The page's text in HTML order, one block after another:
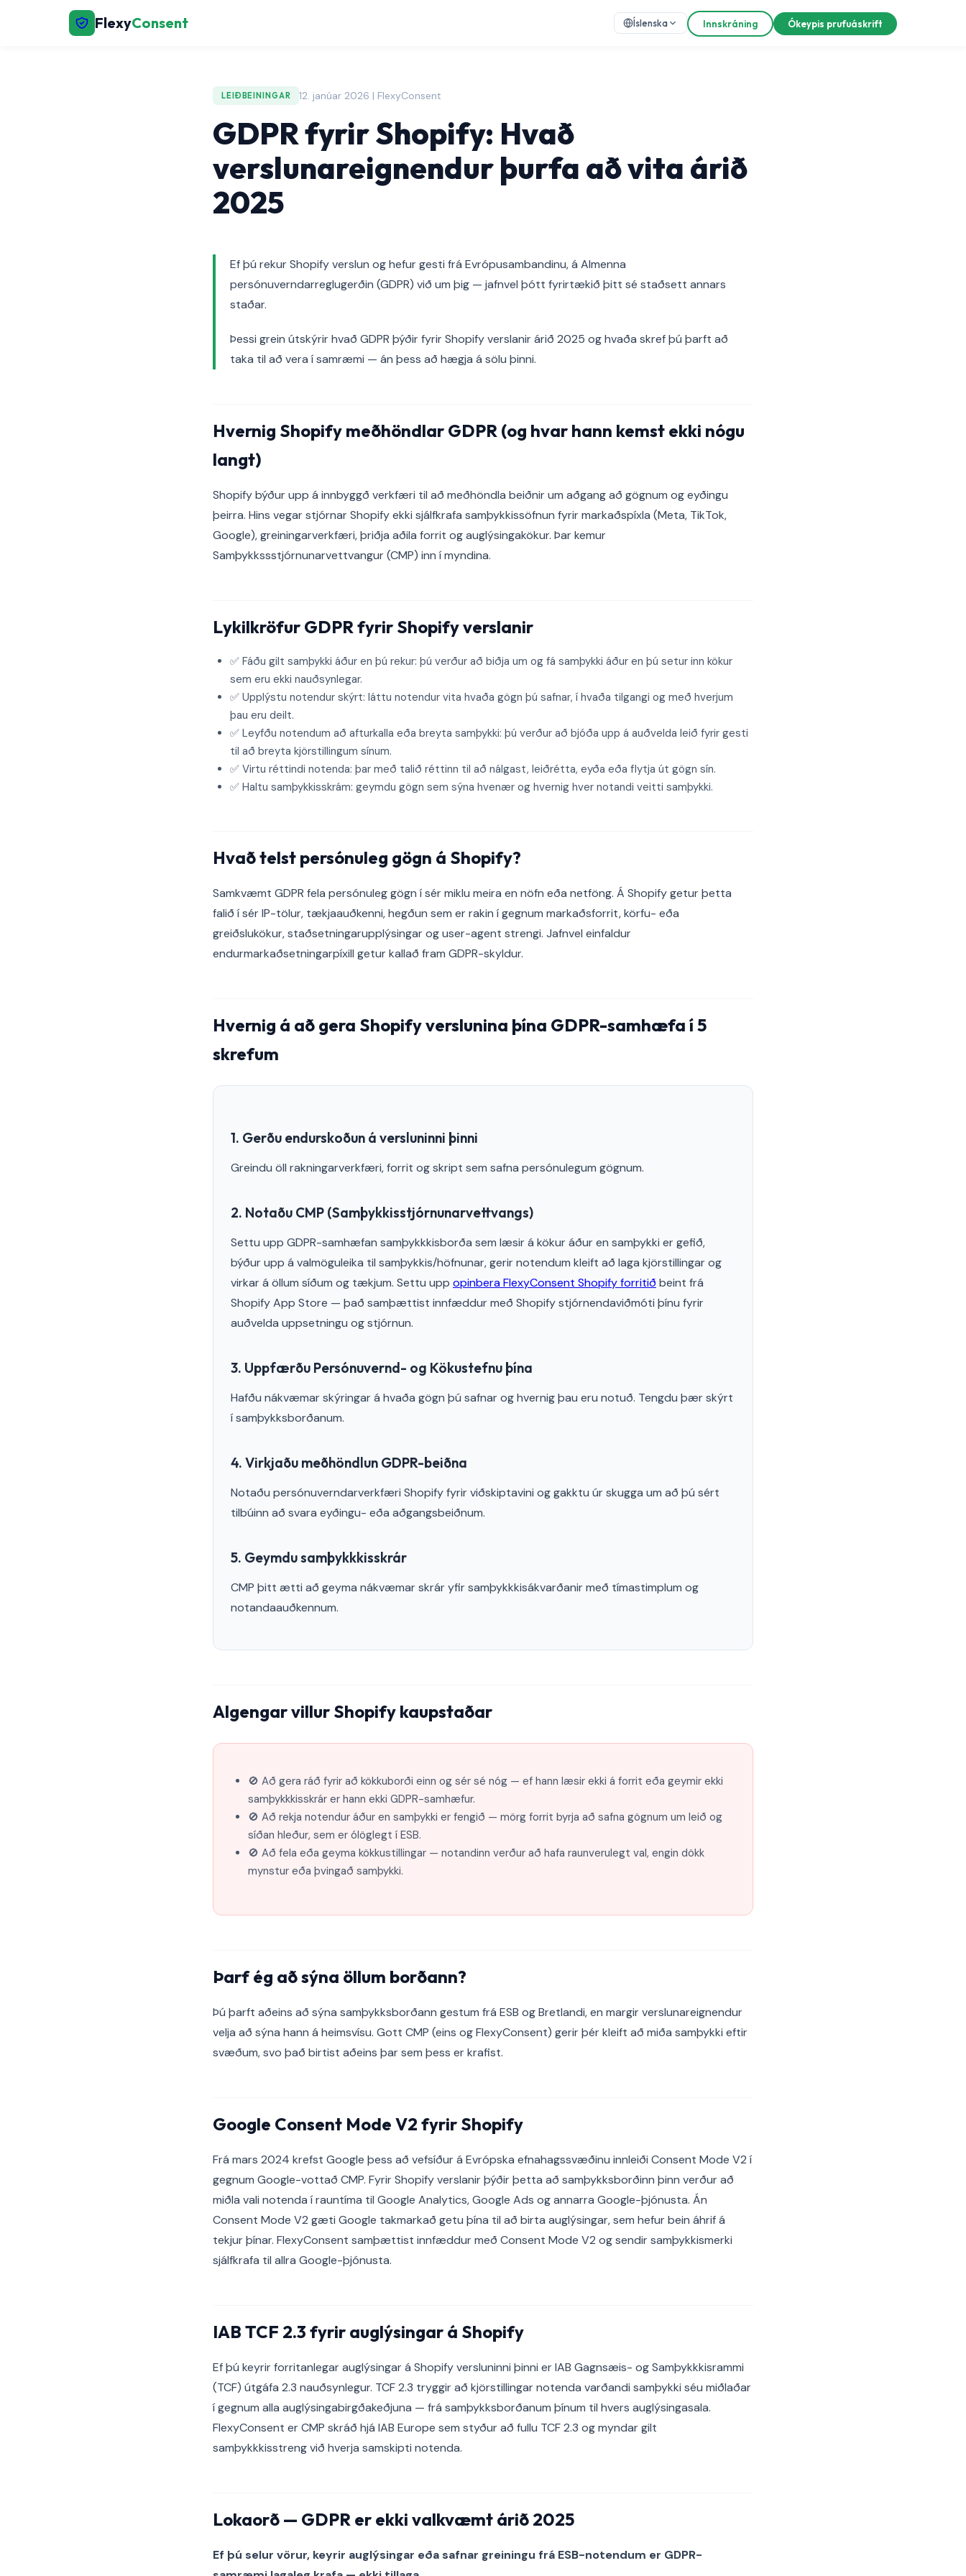
FlexyConsent Íslenska Innskráning Ókeypis prufuáskrift
LEIÐBEININGAR 12. janúar 2026 | FlexyConsent
GDPR fyrir Shopify: Hvað
verslunareignendur þurfa að vita árið
2025
Ef þú rekur Shopify verslun og hefur gesti frá Evrópusambandinu, á Almenna
persónuverndarreglugerðin (GDPR) við um þig — jafnvel þótt fyrirtækið þitt sé staðsett annars
staðar.
Þessi grein útskýrir hvað GDPR þýðir fyrir Shopify verslanir árið 2025 og hvaða skref þú þarft að
taka til að vera í samræmi — án þess að hægja á sölu þinni.
Hvernig Shopify meðhöndlar GDPR (og hvar hann kemst ekki nógu
langt)
Shopify býður upp á innbyggð verkfæri til að meðhöndla beiðnir um aðgang að gögnum og eyðingu
þeirra. Hins vegar stjórnar Shopify ekki sjálfkrafa samþykkissöfnun fyrir markaðspíxla (Meta, TikTok,
Google), greiningarverkfæri, þriðja aðila forrit og auglýsingakökur. Þar kemur
Samþykkssstjórnunarvettvangur (CMP) inn í myndina.
Lykilkröfur GDPR fyrir Shopify verslanir
✅ Fáðu gilt samþykki áður en þú rekur: þú verður að biðja um og fá samþykki áður en þú setur inn kökur
sem eru ekki nauðsynlegar.
✅ Upplýstu notendur skýrt: láttu notendur vita hvaða gögn þú safnar, í hvaða tilgangi og með hverjum
þau eru deilt.
✅ Leyfðu notendum að afturkalla eða breyta samþykki: þú verður að bjóða upp á auðvelda leið fyrir gesti
til að breyta kjörstillingum sínum.
✅ Virtu réttindi notenda: þar með talið réttinn til að nálgast, leiðrétta, eyða eða flytja út gögn sín.
✅ Haltu samþykkisskrám: geymdu gögn sem sýna hvenær og hvernig hver notandi veitti samþykki.
Hvað telst persónuleg gögn á Shopify?
Samkvæmt GDPR fela persónuleg gögn í sér miklu meira en nöfn eða netföng. Á Shopify getur þetta
falið í sér IP-tölur, tækjaauðkenni, hegðun sem er rakin í gegnum markaðsforrit, körfu- eða
greiðslukökur, staðsetningarupplýsingar og user-agent strengi. Jafnvel einfaldur
endurmarkaðsetningarpíxill getur kallað fram GDPR-skyldur.
Hvernig á að gera Shopify verslunina þína GDPR-samhæfa í 5
skrefum
1. Gerðu endurskoðun á versluninni þinni
Greindu öll rakningarverkfæri, forrit og skript sem safna persónulegum gögnum.
2. Notaðu CMP (Samþykkisstjórnunarvettvangs)
Settu upp GDPR-samhæfan samþykkkisborða sem læsir á kökur áður en samþykki er gefið,
býður upp á valmöguleika til samþykkis/höfnunar, gerir notendum kleift að laga kjörstillingar og
virkar á öllum síðum og tækjum. Settu upp opinbera FlexyConsent Shopify forritið beint frá
Shopify App Store — það samþættist innfæddur með Shopify stjórnendaviðmóti þínu fyrir
auðvelda uppsetningu og stjórnun.
3. Uppfærðu Persónuvernd- og Kökustefnu þína
Hafðu nákvæmar skýringar á hvaða gögn þú safnar og hvernig þau eru notuð. Tengdu þær skýrt
í samþykksborðanum.
4. Virkjaðu meðhöndlun GDPR-beiðna
Notaðu persónuverndarverkfæri Shopify fyrir viðskiptavini og gakktu úr skugga um að þú sért
tilbúinn að svara eyðingu- eða aðgangsbeiðnum.
5. Geymdu samþykkkisskrár
CMP þitt ætti að geyma nákvæmar skrár yfir samþykkkisákvarðanir með tímastimplum og
notandaauðkennum.
Algengar villur Shopify kaupstaðar
🚫 Að gera ráð fyrir að kökkuborði einn og sér sé nóg — ef hann læsir ekki á forrit eða geymir ekki
samþykkkisskrár er hann ekki GDPR-samhæfur.
🚫 Að rekja notendur áður en samþykki er fengið — mörg forrit byrja að safna gögnum um leið og
síðan hleður, sem er ólöglegt í ESB.
🚫 Að fela eða geyma kökkustillingar — notandinn verður að hafa raunverulegt val, engin dökk
mynstur eða þvingað samþykki.
Þarf ég að sýna öllum borðann?
Þú þarft aðeins að sýna samþykksborðann gestum frá ESB og Bretlandi, en margir verslunareignendur
velja að sýna hann á heimsvísu. Gott CMP (eins og FlexyConsent) gerir þér kleift að miða samþykki eftir
svæðum, svo það birtist aðeins þar sem þess er krafist.
Google Consent Mode V2 fyrir Shopify
Frá mars 2024 krefst Google þess að vefsíður á Evrópska efnahagssvæðinu innleiði Consent Mode V2 í
gegnum Google-vottað CMP. Fyrir Shopify verslanir þýðir þetta að samþykksborðinn þinn verður að
miðla vali notenda í rauntíma til Google Analytics, Google Ads og annarra Google-þjónusta. Án
Consent Mode V2 gæti Google takmarkað getu þína til að birta auglýsingar, sem hefur bein áhrif á
tekjur þínar. FlexyConsent samþættist innfæddur með Consent Mode V2 og sendir samþykkismerki
sjálfkrafa til allra Google-þjónusta.
IAB TCF 2.3 fyrir auglýsingar á Shopify
Ef þú keyrir forritanlegar auglýsingar á Shopify versluninni þinni er IAB Gagnsæis- og Samþykkkisrammi
(TCF) útgáfa 2.3 nauðsynlegur. TCF 2.3 tryggir að kjörstillingar notenda varðandi samþykki séu miðlaðar
í gegnum alla auglýsingabirgðakeðjuna — frá samþykksborðanum þínum til hvers auglýsingasala.
FlexyConsent er CMP skráð hjá IAB Europe sem styður að fullu TCF 2.3 og myndar gilt
samþykkkisstreng við hverja samskipti notenda.
Lokaorð — GDPR er ekki valkvæmt árið 2025
Ef þú selur vörur, keyrir auglýsingar eða safnar greiningu frá ESB-notendum er GDPR-